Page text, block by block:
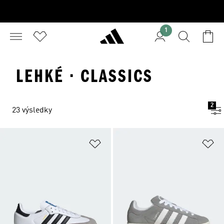
1
LEHKÉ · CLASSICS
23 výsledky
2